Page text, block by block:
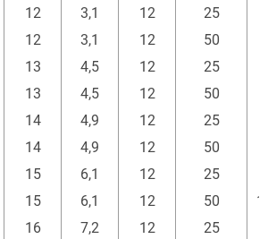
12 3,1 12 25
12 3,1 12 50
13 4,5 12 25
13 4,5 12 50
14 4,9 12 25
14 4,9 12 50
15 6,1 12 25
15 6,1 12 50
16 7,2 12 25